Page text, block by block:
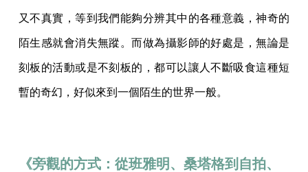
又不真實，等到我們能夠分辨其中的各種意義，神奇的
陌生感就會消失無蹤。而做為攝影師的好處是，無論是
刻板的活動或是不刻板的，都可以讓人不斷吸食這種短
暫的奇幻，好似來到一個陌生的世界一般。
《旁觀的方式：從班雅明、桑塔格到自拍、